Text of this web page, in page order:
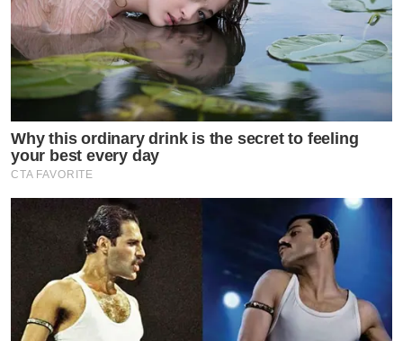
Why this ordinary drink is the secret to feeling
your best every day
CTA FAVORITE